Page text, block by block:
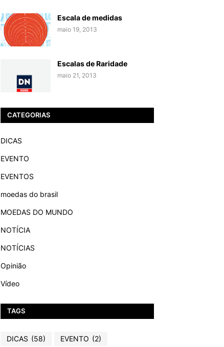
Escala de medidas
maio 19, 2013
Escalas de Raridade
maio 21, 2013
CATEGORIAS
DICAS
EVENTO
EVENTOS
moedas do brasil
MOEDAS DO MUNDO
NOTÍCIA
NOTÍCIAS
Opinião
Vídeo
TAGS
DICAS (58) EVENTO (2)